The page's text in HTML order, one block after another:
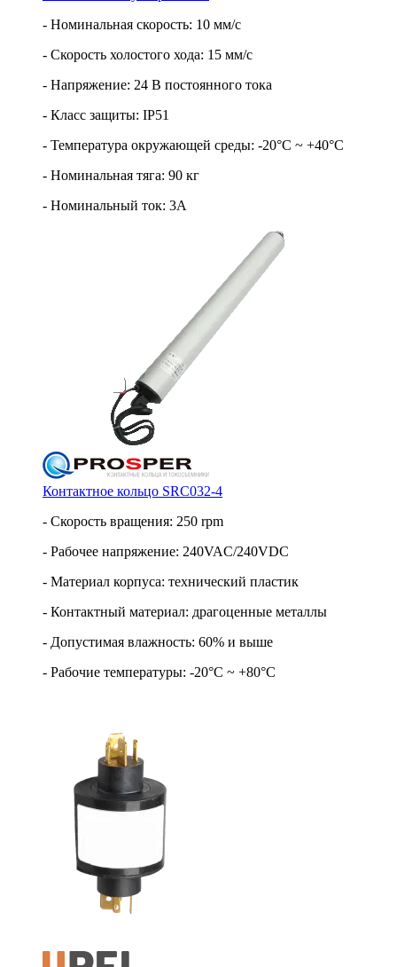
- Номинальная скорость: 10 мм/с
- Скорость холостого хода: 15 мм/с
- Напряжение: 24 В постоянного тока
- Класс защиты: IP51
- Температура окружающей среды: -20°С ~ +40°С
- Номинальная тяга: 90 кг
- Номинальный ток: 3А
Контактное кольцо SRC032-4
- Скорость вращения: 250 rpm
- Рабочее напряжение: 240VAC/240VDC
- Материал корпуса: технический пластик
- Контактный материал: драгоценные металлы
- Допустимая влажность: 60% и выше
- Рабочие температуры: -20°С ~ +80°С